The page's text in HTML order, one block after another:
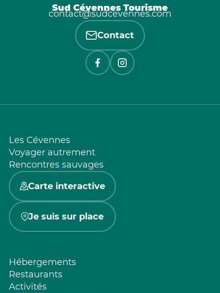
Sud Cévennes Tourisme
contact@sudcevennes.com
Contact
Les Cévennes
Voyager autrement
Rencontres sauvages
Carte interactive
Je suis sur place
Hébergements
Restaurants
Activités